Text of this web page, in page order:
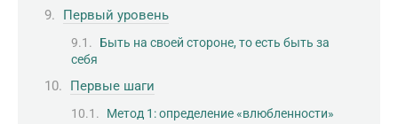
Первый уровень
Быть на своей стороне, то есть быть за
себя
Первые шаги
Метод 1: определение «влюбленности»